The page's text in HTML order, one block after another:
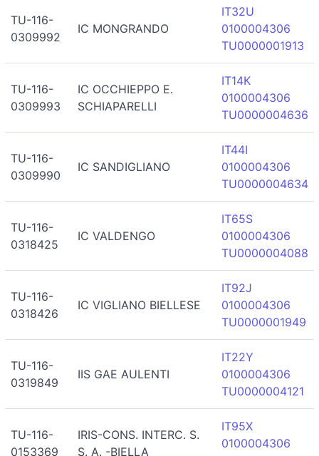
TU-116-
0309992
IC MONGRANDO
IT32U
0100004306
TU0000001913
TU-116-
0309993
IC OCCHIEPPO E.
SCHIAPARELLI
IT14K
0100004306
TU0000004636
TU-116-
0309990
IC SANDIGLIANO
IT44I
0100004306
TU0000004634
TU-116-
0318425
IC VALDENGO
IT65S
0100004306
TU0000004088
TU-116-
0318426
IC VIGLIANO BIELLESE
IT92J
0100004306
TU0000001949
TU-116-
0319849
IIS GAE AULENTI
IT22Y
0100004306
TU0000004121
TU-116-
0153369
IRIS-CONS. INTERC. S.
S. A. -BIELLA
IT95X
0100004306